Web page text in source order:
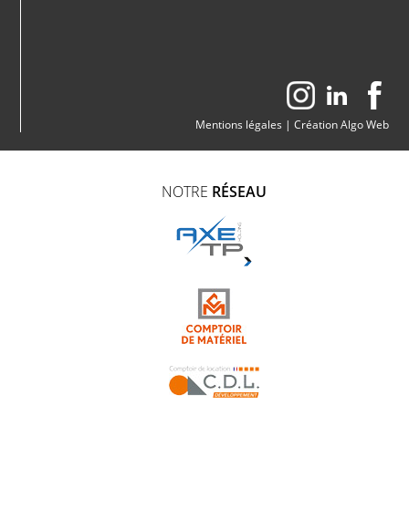
Mentions légales | Création Algo Web
NOTRE RÉSEAU